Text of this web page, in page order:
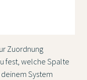
Zuordnung
fest, welche Spalte
System